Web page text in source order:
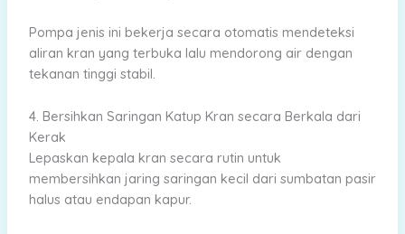
Pompa jenis ini bekerja secara otomatis mendeteksi
aliran kran yang terbuka lalu mendorong air dengan
tekanan tinggi stabil.
4. Bersihkan Saringan Katup Kran secara Berkala dari
Kerak
Lepaskan kepala kran secara rutin untuk
membersihkan jaring saringan kecil dari sumbatan pasir
halus atau endapan kapur.